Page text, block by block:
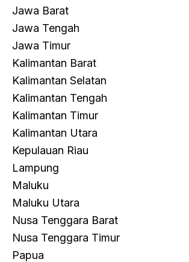
Jawa Barat
Jawa Tengah
Jawa Timur
Kalimantan Barat
Kalimantan Selatan
Kalimantan Tengah
Kalimantan Timur
Kalimantan Utara
Kepulauan Riau
Lampung
Maluku
Maluku Utara
Nusa Tenggara Barat
Nusa Tenggara Timur
Papua